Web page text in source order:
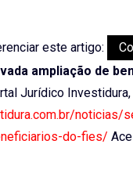
este artigo:
ampliação de
Jurídico
noticias/
do-fies/